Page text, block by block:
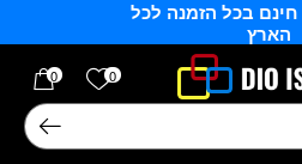
בכל הזמנה לכל
הארץ
0 הרשימה
0